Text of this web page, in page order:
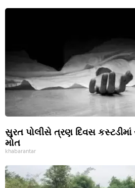
સુરત પોલીસે ત્રણ દિવસ કસ્ટડીમાં
મોત
khabarantar